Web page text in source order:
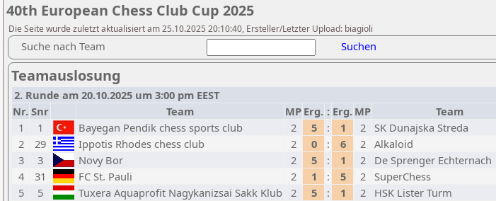
40th European Chess Club Cup 2025
Die Seite wurde zuletzt aktualisiert am 25.10.2025 20:10:40, Ersteller/Letzter Upload: biagioli
Suche nach Team Suchen
Teamauslosung
2. Runde am 20.10.2025 um 3:00 pm EEST
Nr. Snr Team MP Erg. : Erg. MP Team
1
1 Bayegan Pendik chess sports club 2 5 : 1 2 SK Dunajska Streda
2
29 Ippotis Rhodes chess club 2 0 : 6 2 Alkaloid
3
3 Novy Bor 2 5 : 1 2 De Sprenger Echternach
4
31 FC St. Pauli 2 1 : 5 2 SuperChess
5
5 Tuxera Aquaprofit Nagykanizsai Sakk Klub 2 5 : 1 2 HSK Lister Turm